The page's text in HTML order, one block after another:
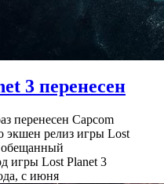
3 перенесен
перенесен Capcom
экшен релиз игры Lost
обещанный
игры Lost Planet 3
с июня